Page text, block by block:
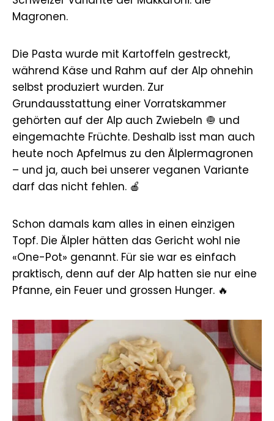
Magronen.
Die Pasta wurde mit Kartoffeln gestreckt,
während Käse und Rahm auf der Alp ohnehin
selbst produziert wurden. Zur
Grundausstattung einer Vorratskammer
gehörten auf der Alp auch Zwiebeln 🧅 und
eingemachte Früchte. Deshalb isst man auch
heute noch Apfelmus zu den Älplermagronen
– und ja, auch bei unserer veganen Variante
darf das nicht fehlen. 🍎
Schon damals kam alles in einen einzigen
Topf. Die Älpler hätten das Gericht wohl nie
«One-Pot» genannt. Für sie war es einfach
praktisch, denn auf der Alp hatten sie nur eine
Pfanne, ein Feuer und grossen Hunger. 🔥